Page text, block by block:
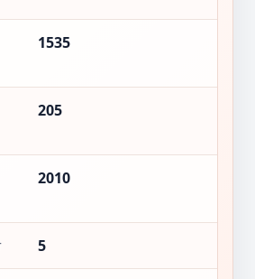
1535
205
2010
5